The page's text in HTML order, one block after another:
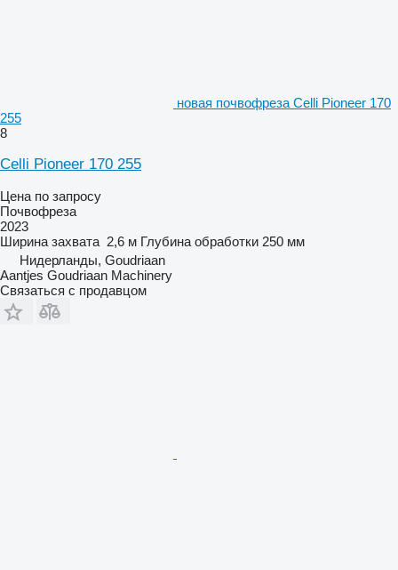
новая почвофреза Celli Pioneer 170
255
8
Celli Pioneer 170 255
Цена по запросу
Почвофреза
2023
Ширина захвата 2,6 м Глубина обработки 250 мм
Нидерланды, Goudriaan
Aantjes Goudriaan Machinery
Связаться с продавцом